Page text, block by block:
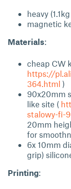
heavy
magnetic
Materials:
cheap CW
https://
364.html )
90x20mm
like site (
stalowy-fi-
20mm
for
6x 10mm
grip)
Printing: